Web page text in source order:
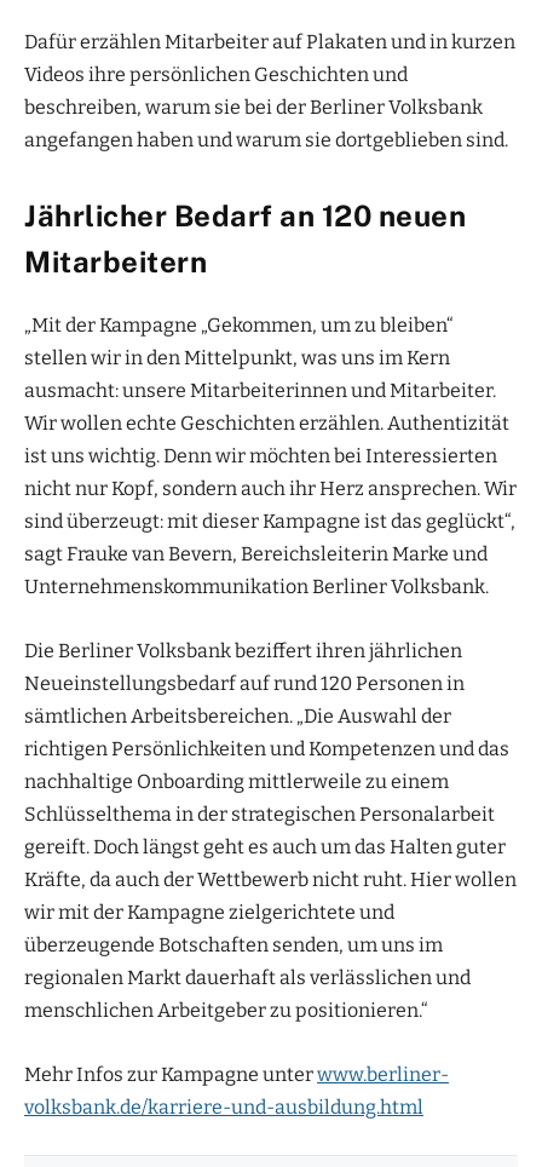
Dafür erzählen Mitarbeiter auf Plakaten und in kurzen
Videos ihre persönlichen Geschichten und
beschreiben, warum sie bei der Berliner Volksbank
angefangen haben und warum sie dortgeblieben sind.
Jährlicher Bedarf an 120 neuen
Mitarbeitern
„Mit der Kampagne „Gekommen, um zu bleiben“
stellen wir in den Mittelpunkt, was uns im Kern
ausmacht: unsere Mitarbeiterinnen und Mitarbeiter.
Wir wollen echte Geschichten erzählen. Authentizität
ist uns wichtig. Denn wir möchten bei Interessierten
nicht nur Kopf, sondern auch ihr Herz ansprechen. Wir
sind überzeugt: mit dieser Kampagne ist das geglückt“,
sagt Frauke van Bevern, Bereichsleiterin Marke und
Unternehmenskommunikation Berliner Volksbank.
Die Berliner Volksbank beziffert ihren jährlichen
Neueinstellungsbedarf auf rund 120 Personen in
sämtlichen Arbeitsbereichen. „Die Auswahl der
richtigen Persönlichkeiten und Kompetenzen und das
nachhaltige Onboarding mittlerweile zu einem
Schlüsselthema in der strategischen Personalarbeit
gereift. Doch längst geht es auch um das Halten guter
Kräfte, da auch der Wettbewerb nicht ruht. Hier wollen
wir mit der Kampagne zielgerichtete und
überzeugende Botschaften senden, um uns im
regionalen Markt dauerhaft als verlässlichen und
menschlichen Arbeitgeber zu positionieren.“
Mehr Infos zur Kampagne unterwww.berliner-
volksbank.de/karriere-und-ausbildung.html